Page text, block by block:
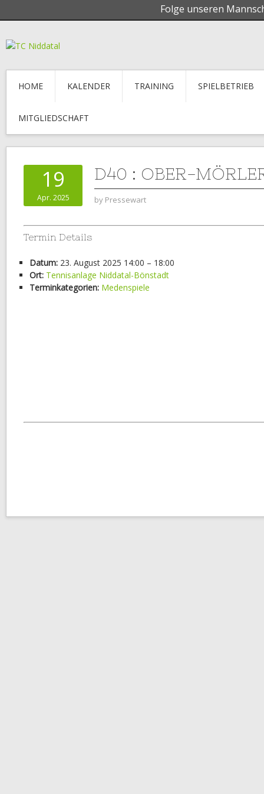
HOME KALENDER TRAINING SPIELBETRIEB
MITGLIEDSCHAFT
19
Apr. 2025
D40 : OBER-
by Pressewart
Termin Details
Datum: 23. August 2025 14:00 – 18:00
Ort: Tennisanlage Niddatal-Bönstadt
Terminkategorien: Medenspiele
Folge unseren